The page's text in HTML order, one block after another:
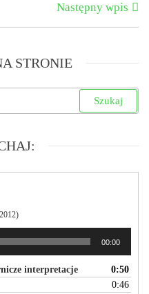
Następny wpis
STRONIE
00:00
interpretacje
0:50
0:46